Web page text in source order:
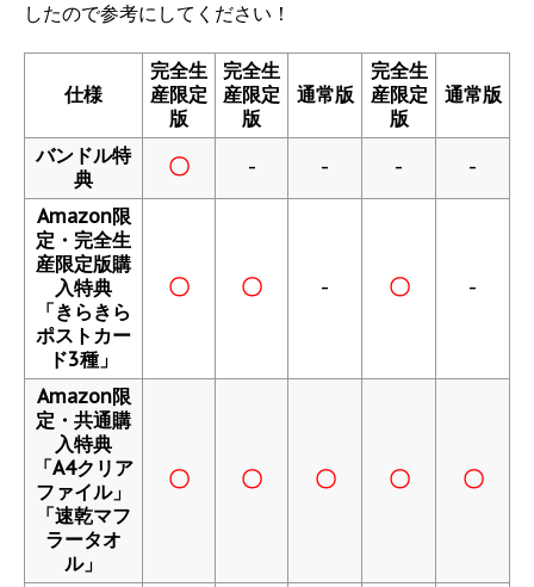
したので参考にしてください！
仕様
完全生
産限定
版
完全生
産限定
版
通常版
完全生
産限定
版
通常版
バンドル特
典
〇 - - - -
Amazon限
定・完全生
産限定版購
入特典
「きらきら
ポストカー
ド3種」
〇 〇 - 〇 -
Amazon限
定・共通購
入特典
「A4クリア
ファイル」
「速乾マフ
ラータオ
ル」
〇 〇 〇 〇 〇